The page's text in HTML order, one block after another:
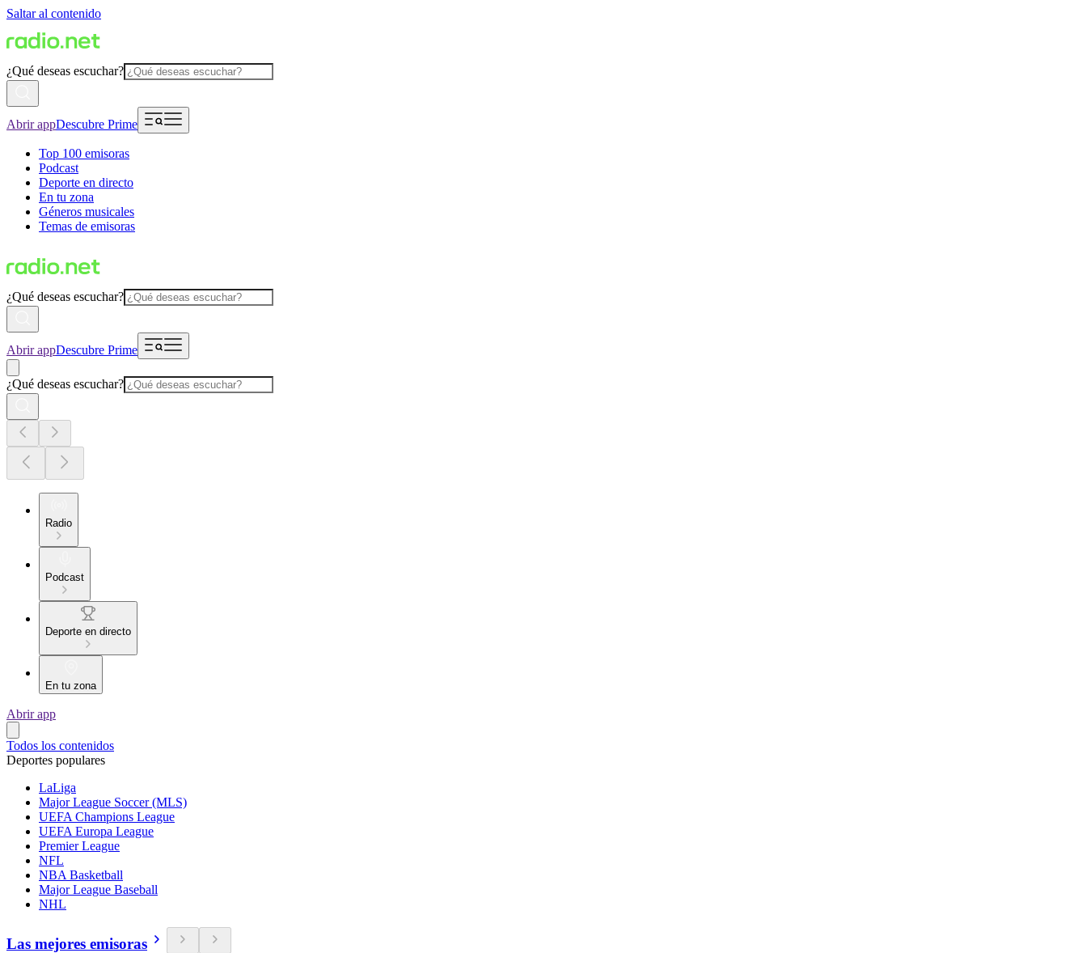
Saltar al contenido
¿Qué deseas escuchar?
Abrir appDescubre Prime
Top 100 emisoras
Podcast
Deporte en directo
En tu zona
Géneros musicales
Temas de emisoras
¿Qué deseas escuchar?
Abrir appDescubre Prime
¿Qué deseas escuchar?
Radio
Podcast
Deporte en directo
En tu zona
Abrir app
Todos los contenidos
Deportes populares
LaLiga
Major League Soccer (MLS)
UEFA Champions League
UEFA Europa League
Premier League
NFL
NBA Basketball
Major League Baseball
NHL
Las mejores emisoras